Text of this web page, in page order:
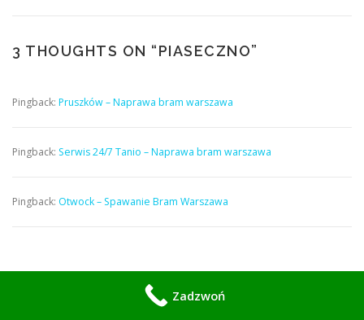
3 THOUGHTS ON “PIASECZNO”
Pingback: Pruszków – Naprawa bram warszawa
Pingback: Serwis 24/7 Tanio – Naprawa bram warszawa
Pingback: Otwock – Spawanie Bram Warszawa
Zadzwoń